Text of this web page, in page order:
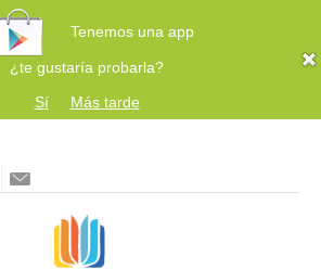
Tenemos una app
¿te gustaría probarla?
Sí
Más tarde